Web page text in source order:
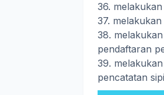
36.
37.
38.
pendaftaran
39.
pencatatan